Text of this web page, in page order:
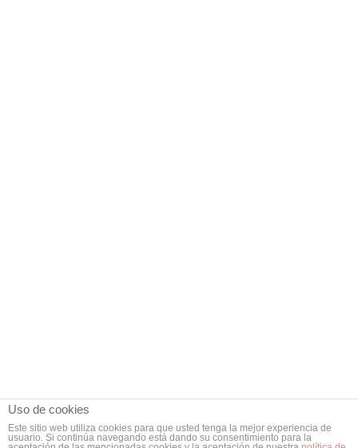
Uso de cookies
Este sitio web utiliza cookies para que usted tenga la mejor experiencia de
usuario. Si continúa navegando está dando su consentimiento para la